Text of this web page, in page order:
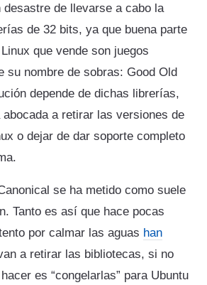
de llevarse a cabo la
de 32 bits, ya que buena parte
que vende son juegos
su nombre de sobras: Good Old
depende de dichas librerías,
a retirar las versiones de
o dejar de dar soporte completo
se ha metido como suele
Tanto es así que hace pocas
por calmar las aguas han
a retirar las bibliotecas, si no
es “congelarlas” para Ubuntu